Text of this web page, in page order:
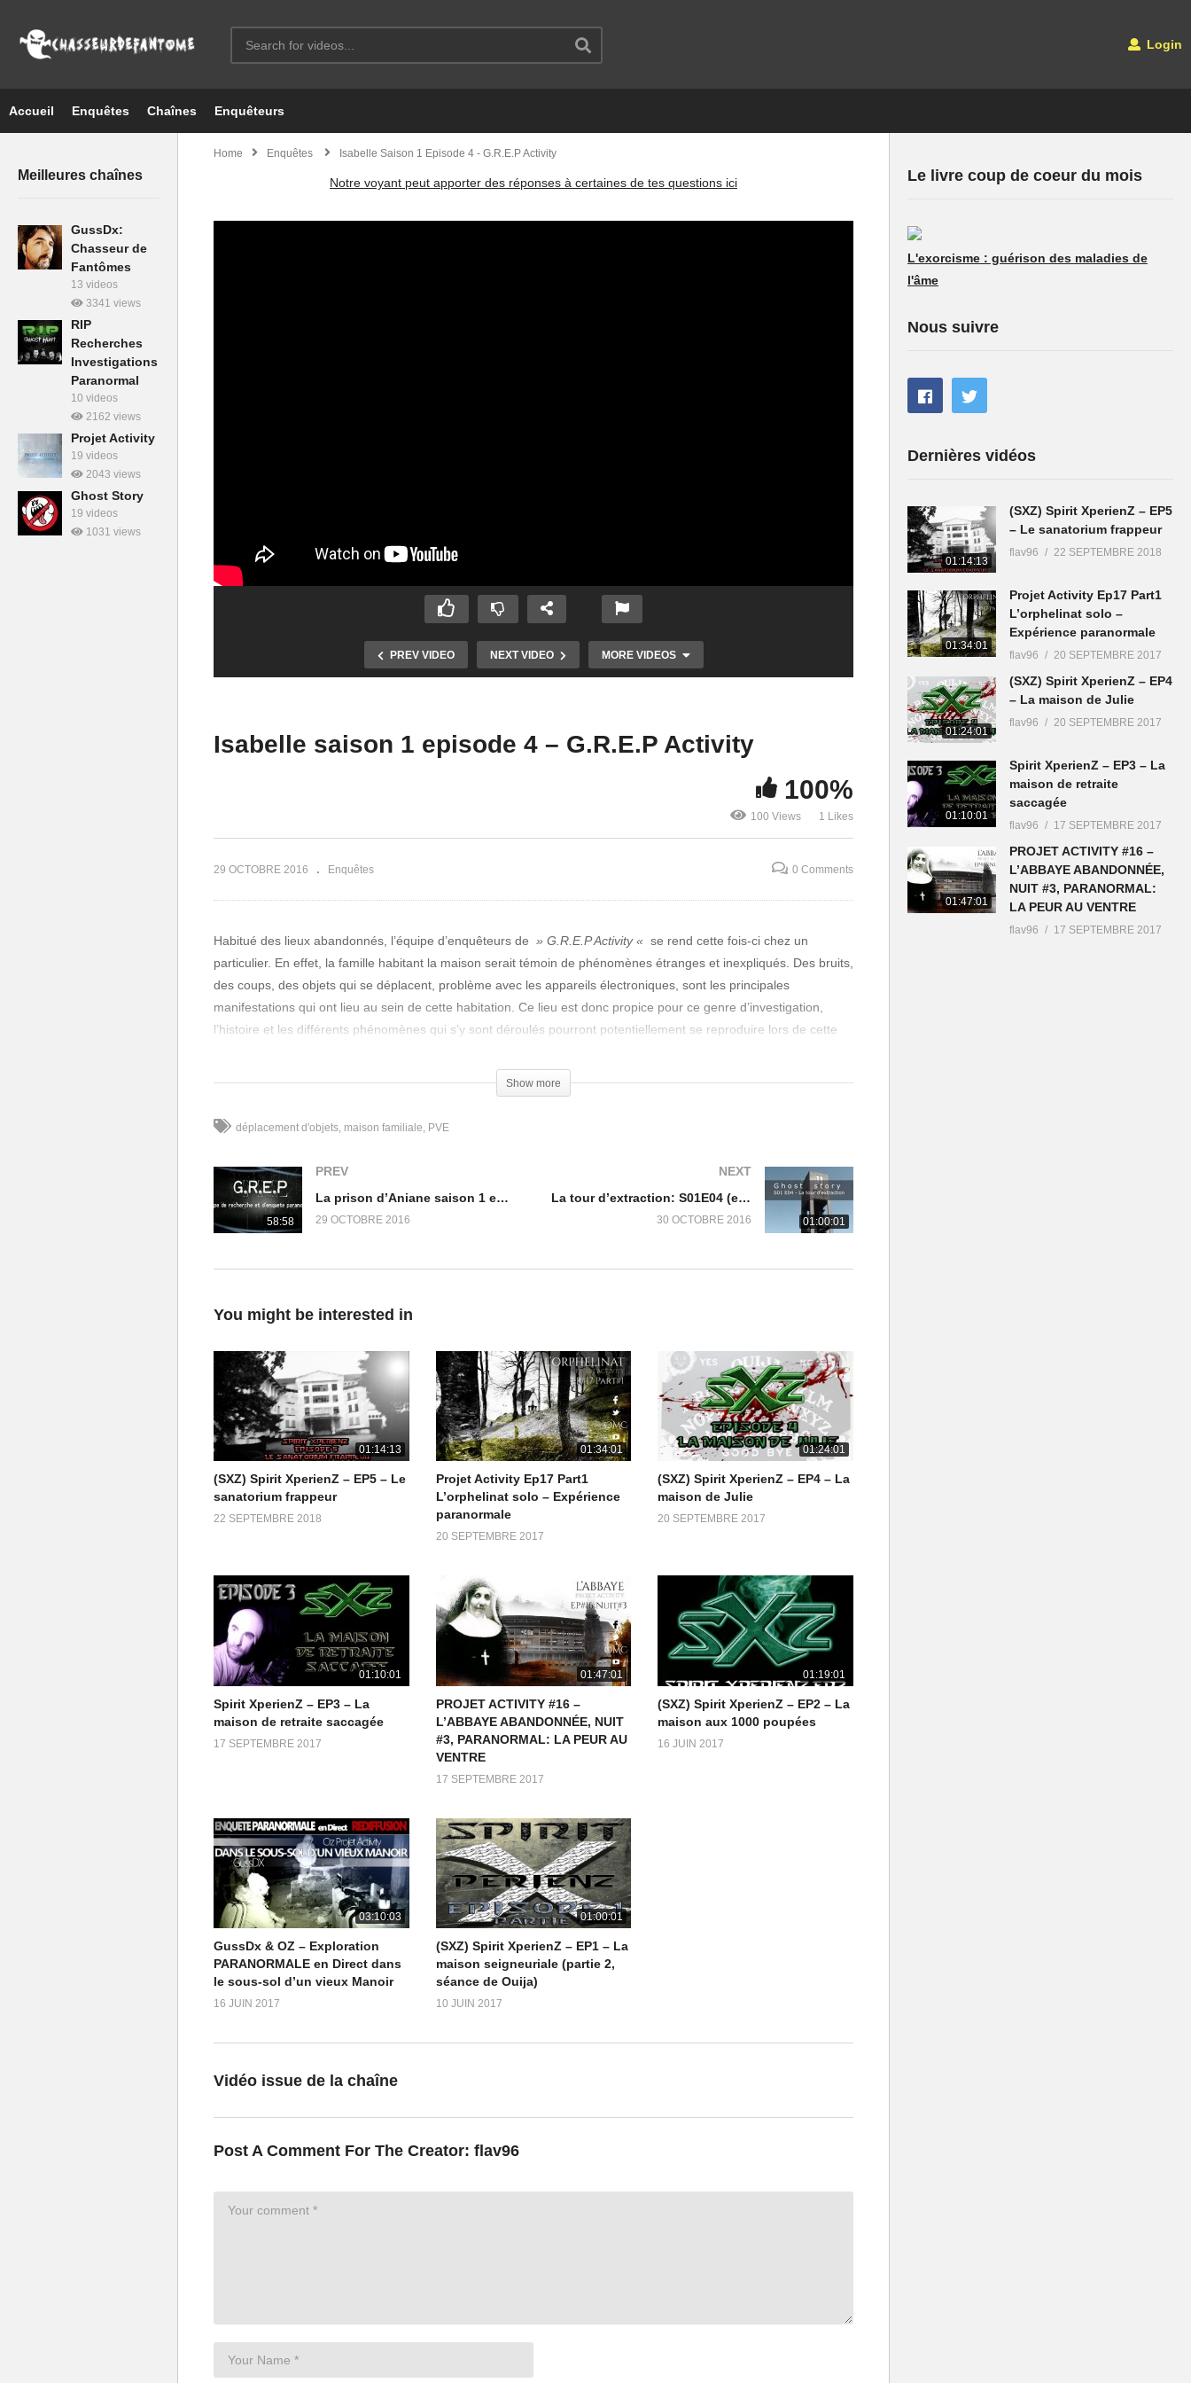
Login
Accueil Enquêtes Chaînes Enquêteurs
Meilleures chaînes
GussDx:
Chasseur de
Fantômes
13 videos
3341 views
RIP
Recherches
Investigations
Paranormal
10 videos
2162 views
Projet Activity
19 videos
2043 views
Ghost Story
19 videos
1031 views
Home Enquêtes Isabelle Saison 1 Episode 4 - G.R.E.P Activity
Notre voyant peut apporter des réponses à certaines de tes questions ici
PREV VIDEO NEXT VIDEO MORE VIDEOS
Projet Activity – Là-Haut,
Chapter #1
Isabelle saison 1 episode 4 – G.R.E.P Activity
100%
100 Views 1 Likes
29 OCTOBRE 2016 Enquêtes 0 Comments
Habitué des lieux abandonnés, l’équipe d’enquêteurs de » G.R.E.P Activity « se rend cette fois-ci chez un
particulier. En effet, la famille habitant la maison serait témoin de phénomènes étranges et inexpliqués. Des bruits,
des coups, des objets qui se déplacent, problème avec les appareils électroniques, sont les principales
manifestations qui ont lieu au sein de cette habitation. Ce lieu est donc propice pour ce genre d’investigation,
l’histoire et les différents phénomènes qui s’y sont déroulés pourront potentiellement se reproduire lors de cette
Les 3 enquêteurs, en compagnie de l’habitante des lieux vont tenter de rentrer en contact avec cette possible
entité errant dans cette maison. Quelques phénomènes se manifesteront durant cette nuit d’enquête, ceux-ci
(Visité 100 fois, 1 visites aujourd'hui)
Show more
déplacement d'objets maison familiale PVE
58:58
PREV
La prison d’Aniane saison 1 episode 3
29 OCTOBRE 2016 01:00:01
NEXT
La tour d’extraction: S01E04 (enquête paranormal) – Ghost Story
30 OCTOBRE 2016
You might be interested in
01:14:13
(SXZ) Spirit XperienZ – EP5 – Le
sanatorium frappeur
22 SEPTEMBRE 2018
01:34:01
Projet Activity Ep17 Part1
L’orphelinat solo – Expérience
paranormale
20 SEPTEMBRE 2017
01:24:01
(SXZ) Spirit XperienZ – EP4 – La
maison de Julie
20 SEPTEMBRE 2017
01:10:01
Spirit XperienZ – EP3 – La
maison de retraite saccagée
17 SEPTEMBRE 2017
01:47:01
PROJET ACTIVITY #16 –
L’ABBAYE ABANDONNÉE, NUIT
#3, PARANORMAL: LA PEUR AU
VENTRE
17 SEPTEMBRE 2017
01:19:01
(SXZ) Spirit XperienZ – EP2 – La
maison aux 1000 poupées
16 JUIN 2017
03:10:03
GussDx & OZ – Exploration
PARANORMALE en Direct dans
le sous-sol d’un vieux Manoir
16 JUIN 2017
01:00:01
(SXZ) Spirit XperienZ – EP1 – La
maison seigneuriale (partie 2,
séance de Ouija)
10 JUIN 2017
Vidéo issue de la chaîne
Post A Comment For The Creator: flav96
Le livre coup de coeur du mois
L'exorcisme : guérison des maladies de
l'âme
Nous suivre
Dernières vidéos
01:14:13
(SXZ) Spirit XperienZ – EP5
– Le sanatorium frappeur
flav96 22 SEPTEMBRE 2018
01:34:01
Projet Activity Ep17 Part1
L’orphelinat solo –
Expérience paranormale
flav96 20 SEPTEMBRE 2017
01:24:01
(SXZ) Spirit XperienZ – EP4
– La maison de Julie
flav96 20 SEPTEMBRE 2017
01:10:01
Spirit XperienZ – EP3 – La
maison de retraite
saccagée
flav96 17 SEPTEMBRE 2017
01:47:01
PROJET ACTIVITY #16 –
L’ABBAYE ABANDONNÉE,
NUIT #3, PARANORMAL:
LA PEUR AU VENTRE
flav96 17 SEPTEMBRE 2017